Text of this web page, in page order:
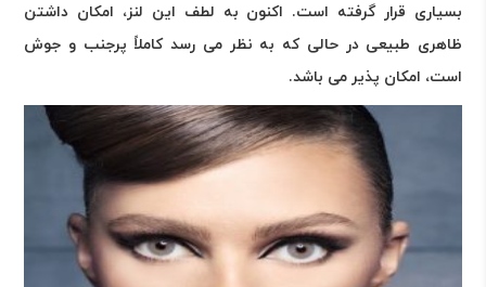
بسیاری قرار گرفته است. اکنون به لطف این لنز، امکان داشتن
ظاهری طبیعی در حالی که به نظر می رسد کاملاً پرجنب و جوش
است، امکان پذیر می باشد.